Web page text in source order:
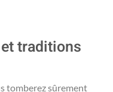
traditions
tomberez sûrement